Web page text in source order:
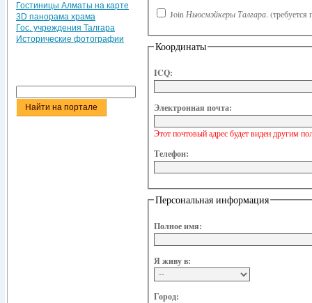
Join Ньюсмэйкеры Талгара. (требуется
Координаты
ICQ:
Электронная почта:
Этот почтовый адрес будет виден другим
Телефон:
Персональная информация
Полное имя:
Я живу в:
Город:
Гостиницы Алматы на карте
3D панорама храма
Гос. учреждения Талгара
Исторические фотографии